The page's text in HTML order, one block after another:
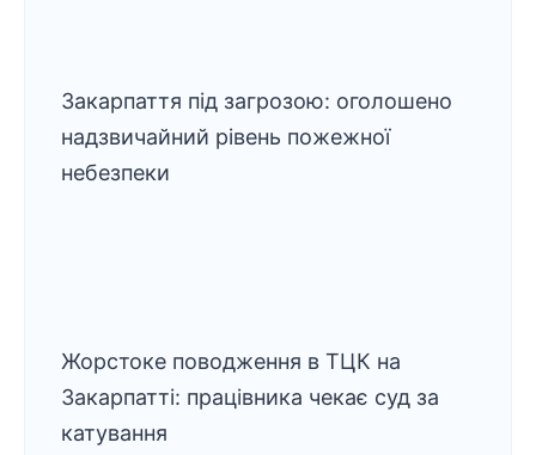
Закарпаття під загрозою: оголошено
надзвичайний рівень пожежної
небезпеки
Жорстоке поводження в ТЦК на
Закарпатті: працівника чекає суд за
катування